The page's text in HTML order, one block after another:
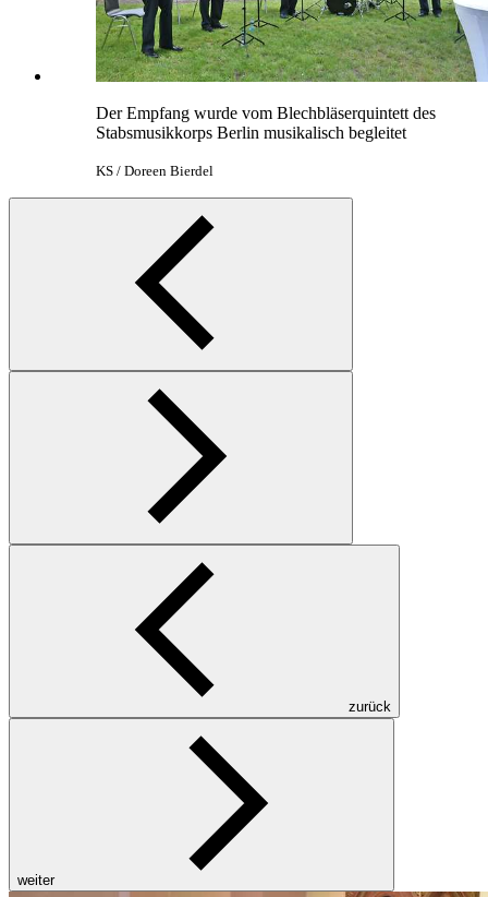
Der Empfang wurde vom Blechbläserquintett des
Stabsmusikkorps Berlin musikalisch begleitet
KS / Doreen Bierdel
zurück
weiter